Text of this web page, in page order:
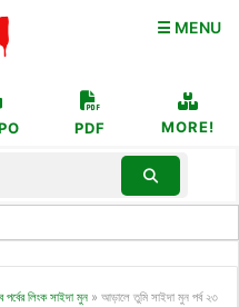
☰ MENU
PDF MORE!
লিংক সাইদা মুন » আড়ালে তুমি সাইদা মুন পর্ব ২৩